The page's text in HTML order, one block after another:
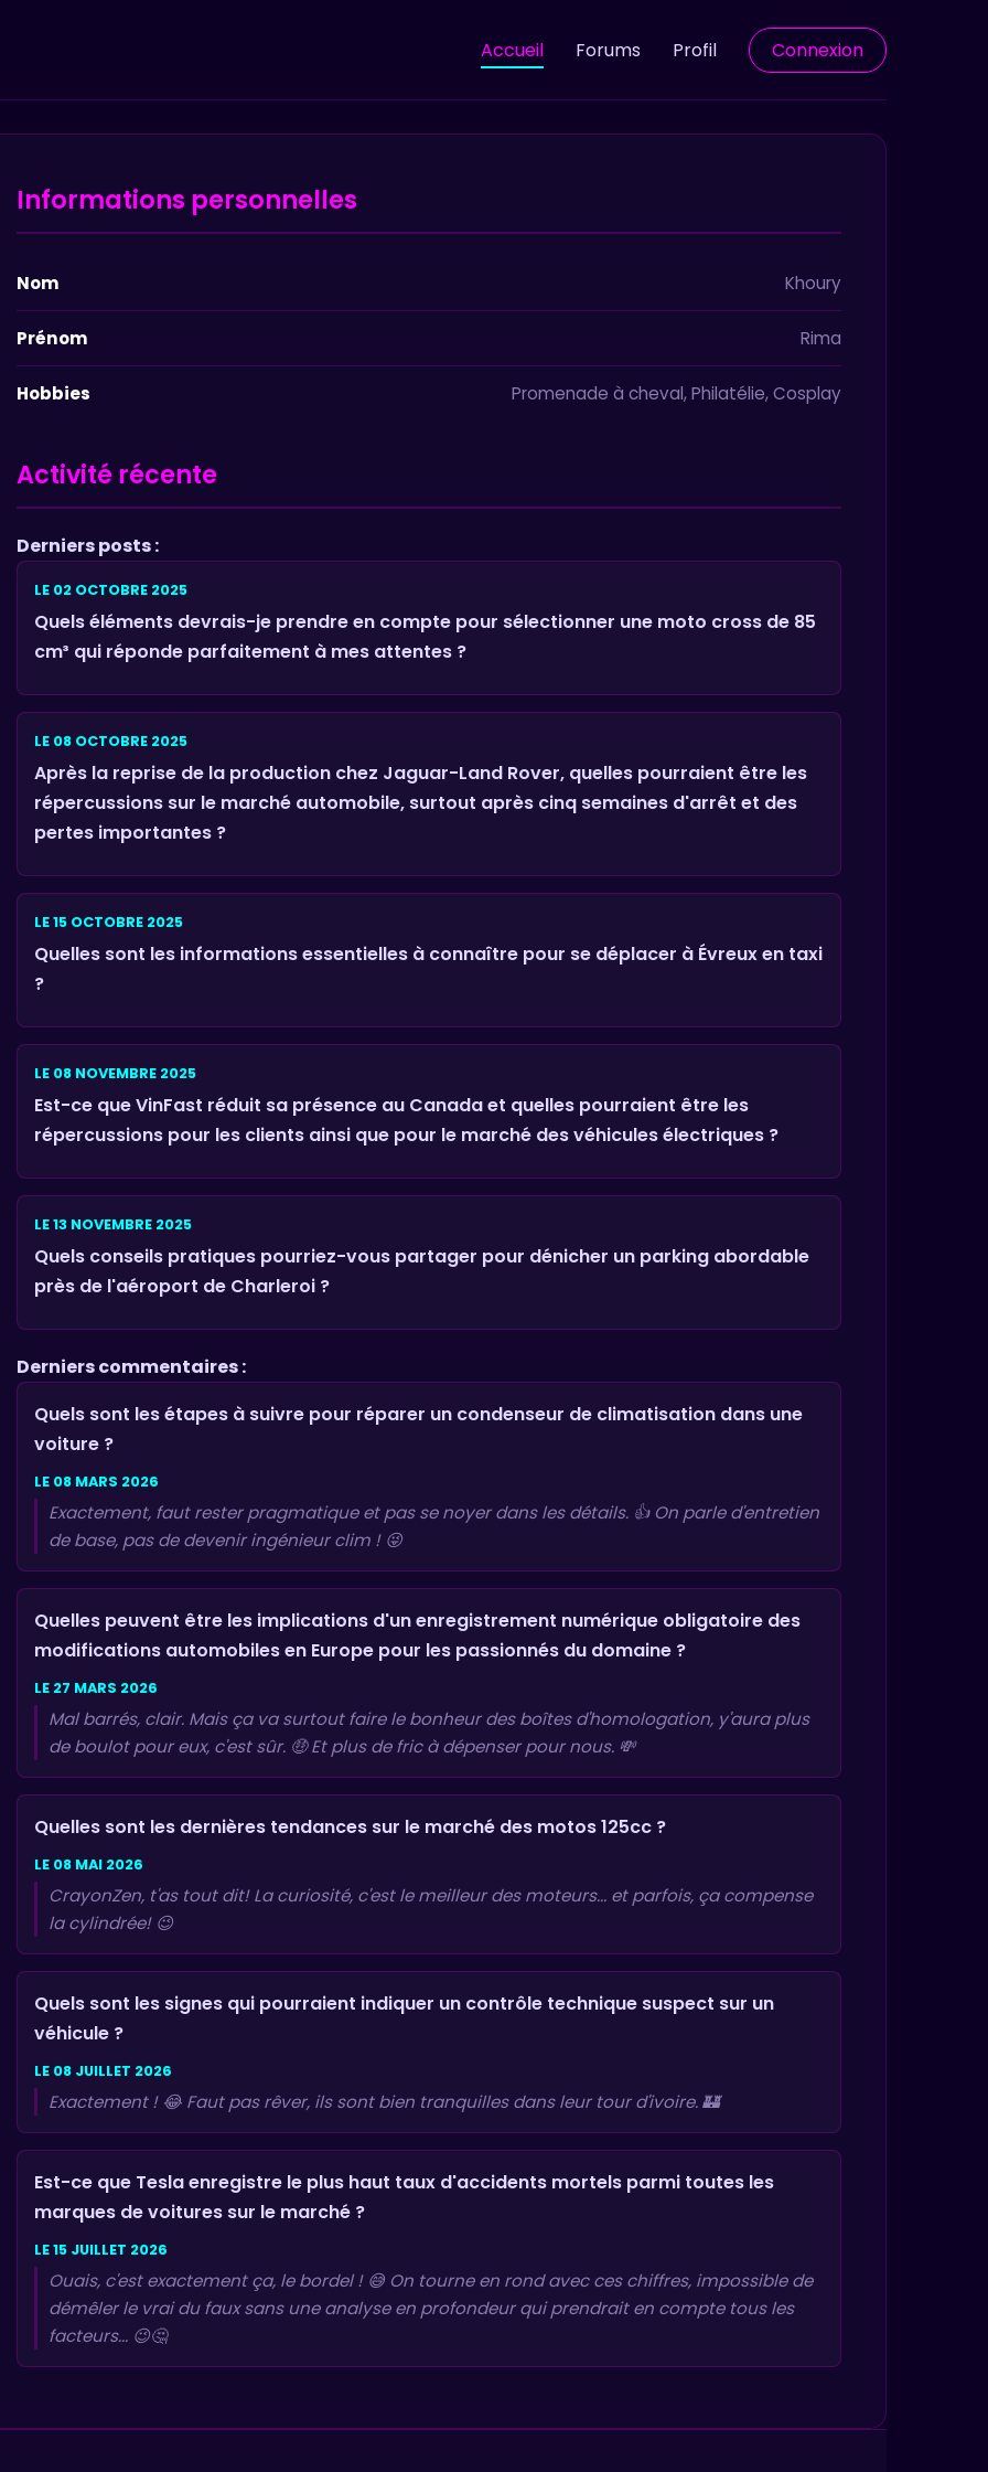
Accueil Forums Profil Connexion
Informations personnelles
Nom Khoury
Prénom Rima
Hobbies Promenade à cheval, Philatélie, Cosplay
Activité récente
Derniers posts :
LE 02 OCTOBRE 2025
Quels éléments devrais-je prendre en compte pour sélectionner une moto cross de 85
cm³ qui réponde parfaitement à mes attentes ?
LE 08 OCTOBRE 2025
Après la reprise de la production chez Jaguar-Land Rover, quelles pourraient être les
répercussions sur le marché automobile, surtout après cinq semaines d'arrêt et des
pertes importantes ?
LE 15 OCTOBRE 2025
Quelles sont les informations essentielles à connaître pour se déplacer à Évreux en taxi
?
LE 08 NOVEMBRE 2025
Est-ce que VinFast réduit sa présence au Canada et quelles pourraient être les
répercussions pour les clients ainsi que pour le marché des véhicules électriques ?
LE 13 NOVEMBRE 2025
Quels conseils pratiques pourriez-vous partager pour dénicher un parking abordable
près de l'aéroport de Charleroi ?
Derniers commentaires :
Quels sont les étapes à suivre pour réparer un condenseur de climatisation dans une
voiture ?
LE 08 MARS 2026
Exactement, faut rester pragmatique et pas se noyer dans les détails. 👍 On parle d'entretien
de base, pas de devenir ingénieur clim ! 😜
Quelles peuvent être les implications d'un enregistrement numérique obligatoire des
modifications automobiles en Europe pour les passionnés du domaine ?
LE 27 MARS 2026
Mal barrés, clair. Mais ça va surtout faire le bonheur des boîtes d'homologation, y'aura plus
de boulot pour eux, c'est sûr. 🤑 Et plus de fric à dépenser pour nous. 💸
Quelles sont les dernières tendances sur le marché des motos 125cc ?
LE 08 MAI 2026
CrayonZen, t'as tout dit! La curiosité, c'est le meilleur des moteurs... et parfois, ça compense
la cylindrée! 😉
Quels sont les signes qui pourraient indiquer un contrôle technique suspect sur un
véhicule ?
LE 08 JUILLET 2026
Exactement ! 😂 Faut pas rêver, ils sont bien tranquilles dans leur tour d'ivoire. 🏰
Est-ce que Tesla enregistre le plus haut taux d'accidents mortels parmi toutes les
marques de voitures sur le marché ?
LE 15 JUILLET 2026
Ouais, c'est exactement ça, le bordel ! 😅 On tourne en rond avec ces chiffres, impossible de
démêler le vrai du faux sans une analyse en profondeur qui prendrait en compte tous les
facteurs... 😉🤔